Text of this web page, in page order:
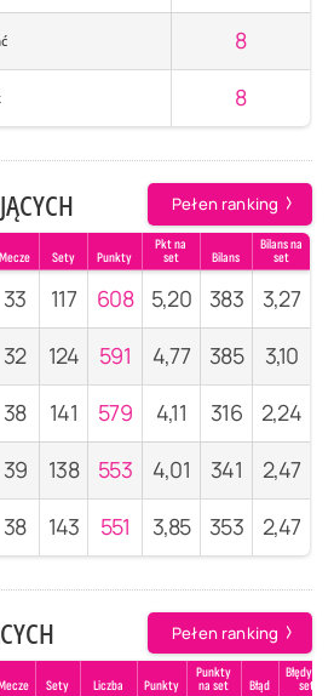
8
8
Pełen ranking
Mecze Sety Punkty
Pkt na
set
Bilans
Bilans na
set
33 117 608 5,20 383
3,27
32 124 591 4,77 385
3,10
38 141 579 4,11 316
2,24
39 138 553 4,01 341
2,47
38 143 551 3,85 353 2,47
Pełen ranking
Sety Liczba Punkty
Punkty
na set
Błąd
Błędy na
set